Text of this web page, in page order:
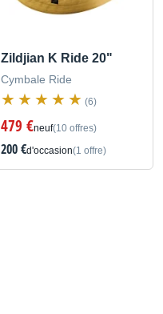
Zildjian K Ride 20"
Cymbale Ride
(6)
479 €neuf(10 offres)
200 €d'occasion(1 offre)